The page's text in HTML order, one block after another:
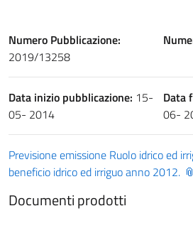
Numero Pubblicazione:
2019/13258
Data inizio pubblicazione: 15-
05- 2014
Data
06-
Previsione emissione Ruolo idrico ed
beneficio idrico ed irriguo anno 2012.
Documenti prodotti